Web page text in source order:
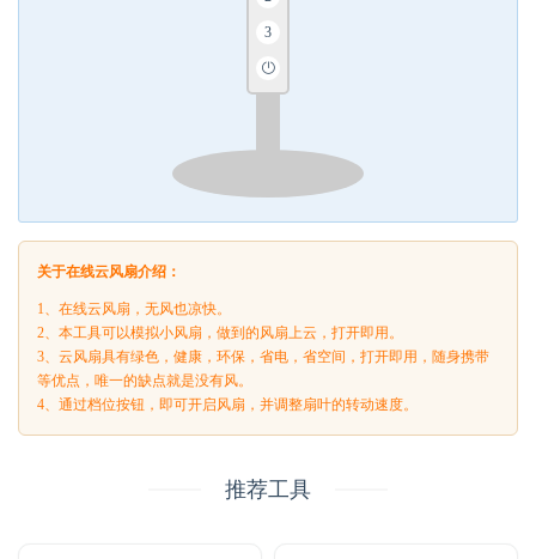
3
关于在线云风扇介绍：
1、在线云风扇，无风也凉快。
2、本工具可以模拟小风扇，做到的风扇上云，打开即用。
3、云风扇具有绿色，健康，环保，省电，省空间，打开即用，随身携带
等优点，唯一的缺点就是没有风。
4、通过档位按钮，即可开启风扇，并调整扇叶的转动速度。
推荐工具